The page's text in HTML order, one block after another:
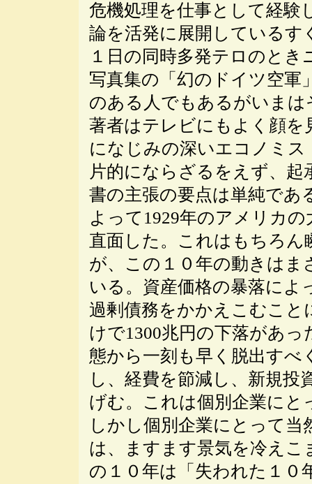
危機処理を仕事として経験
論を活発に展開している
１日の同時多発テロのと
写真集の「幻のドイツ空軍
のある人でもあるがいまは
著者はテレビにもよく顔を
になじみの深いエコノミ
片的にならざるをえず、
書の主張の要点は単純であ
よって1929年のアメリカ
直面した。これはもちろ
が、この１０年の動きはま
いる。資産価格の暴落によ
過剰債務をかかえこむこと
けで1300兆円の下落があ
態から一刻も早く脱出すべ
し、経費を節減し、新規投
げむ。これは個別企業にと
しかし個別企業にとって
は、ますます景気を冷え
の１０年は「失われた１０